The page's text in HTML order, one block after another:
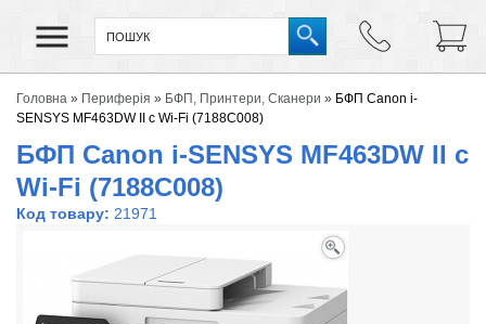
Головна » Периферія » БФП, Принтери, Сканери » БФП Canon i-
SENSYS MF463DW II с Wi-Fi (7188C008)
БФП Canon i-SENSYS MF463DW II с
Wi-Fi (7188C008)
Код товару: 21971